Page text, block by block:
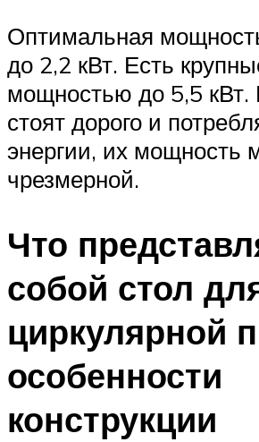
Оптимальная
до 2,2 кВт. Есть
мощностью до 5,5 кВт.
стоят дорого и
энергии, их мощность
чрезмерной.
Что
собой стол
циркулярной
особенности
конструкции